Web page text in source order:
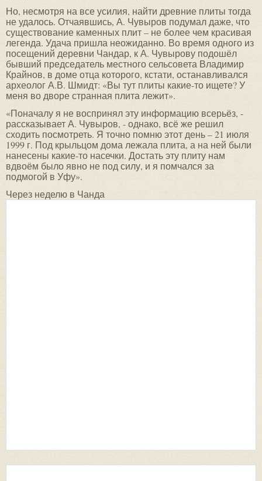
Но, несмотря на все усилия, найти древние плиты тогда
не удалось. Отчаявшись, А. Чувыров подумал даже, что
существование каменных плит – не более чем красивая
легенда. Удача пришла неожиданно. Во время одного из
посещений деревни Чандар, к А. Чувырову подошёл
бывший председатель местного сельсовета Владимир
Крайнов, в доме отца которого, кстати, останавливался
археолог А.В. Шмидт: «Вы тут плиты какие-то ищете? У
меня во дворе странная плита лежит».
«Поначалу я не воспринял эту информацию всерьёз, -
рассказывает А. Чувыров, - однако, всё же решил
сходить посмотреть. Я точно помню этот день – 21 июля
1999 г. Под крыльцом дома лежала плита, а на ней были
нанесены какие-то насечки. Достать эту плиту нам
вдвоём было явно не под силу, и я помчался за
подмогой в Уфу».
Через неделю в Чанда